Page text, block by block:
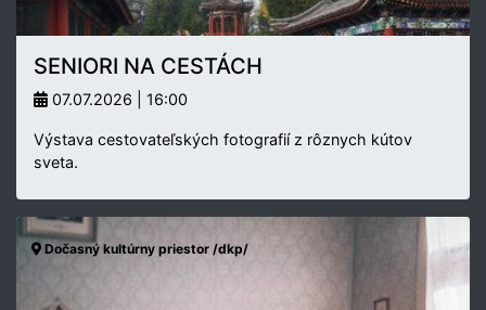
SENIORI NA CESTÁCH
07.07.2026 | 16:00
Výstava cestovateľských fotografií z rôznych kútov
sveta.
Dočasný kultúrny priestor /dkp/